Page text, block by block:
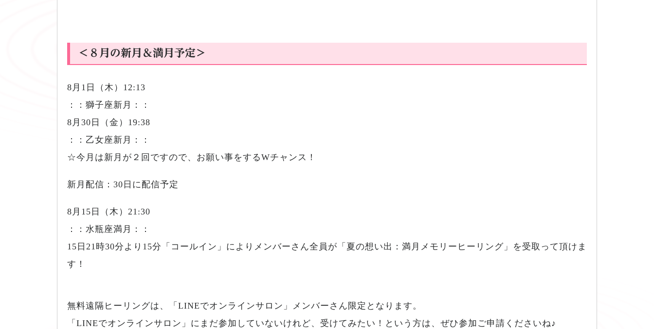
＜８月の新月＆満月予定＞
8月1日（木）12:13
：：獅子座新月：：
8月30日（金）19:38
：：乙女座新月：：
☆今月は新月が２回ですので、お願い事をするWチャンス！
新月配信：30日に配信予定
8月15日（木）21:30
：：水瓶座満月：：
15日21時30分より15分「コールイン」によりメンバーさん全員が「夏の想い出：満月メモリーヒーリング」を受取って頂けま
す！
無料遠隔ヒーリングは、「LINEでオンラインサロン」メンバーさん限定となります。
「LINEでオンラインサロン」にまだ参加していないけれど、受けてみたい！という方は、ぜひ参加ご申請くださいね♪